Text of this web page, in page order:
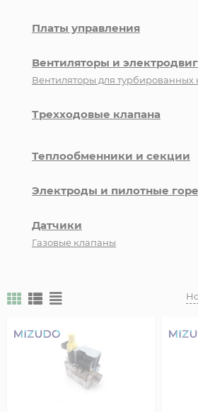
Платы управления
Вентиляторы и
Вентиляторы для турбированных
Трехходовые клапана
Теплообменники и секции
Электроды и пилотные
Датчики
Газовые клапаны